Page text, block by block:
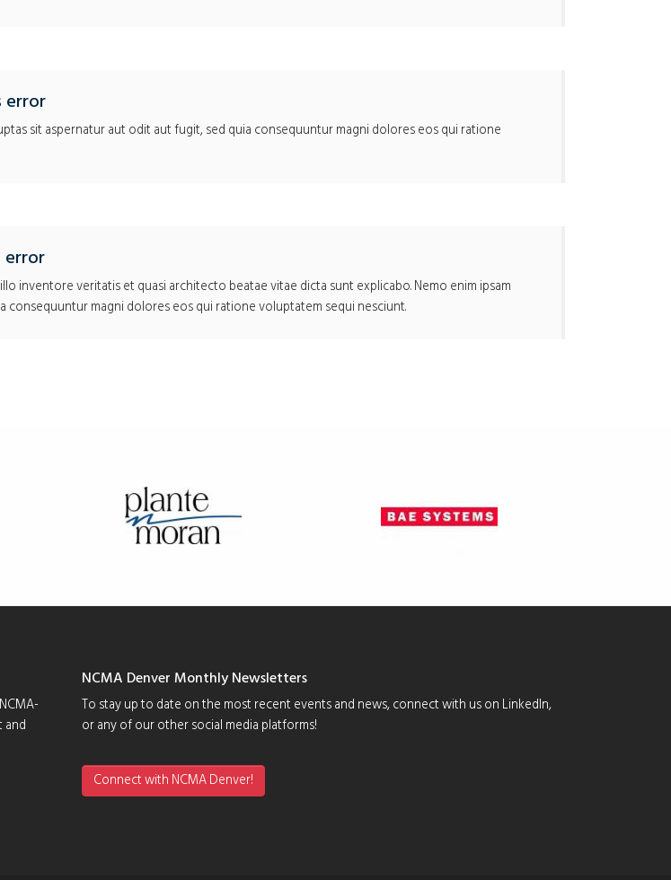
error
sit aspernatur aut odit aut fugit, sed quia consequuntur magni dolores eos qui ratione
error
inventore veritatis et quasi architecto beatae vitae dicta sunt explicabo. Nemo enim ipsam
magni dolores eos qui ratione voluptatem sequi nesciunt.
and
NCMA Denver Monthly Newsletters
To stay up to date on the most recent events and news, connect with us on LinkedIn,
or any of our other social media platforms!
Connect with NCMA Denver!